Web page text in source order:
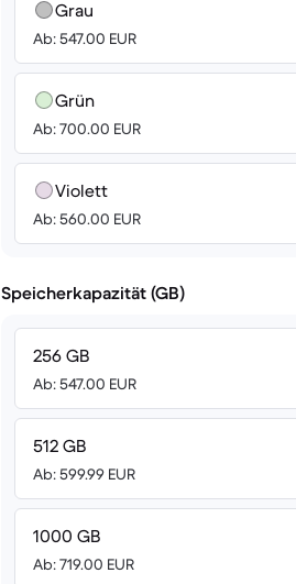
Grau
Ab: 547.00 EUR
Grün
Ab: 700.00 EUR
Violett
Ab: 560.00 EUR
Speicherkapazität (GB)
256 GB
Ab: 547.00 EUR
512 GB
Ab: 599.99 EUR
1000 GB
Ab: 719.00 EUR